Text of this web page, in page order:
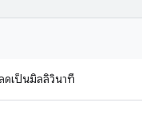
ดเป็นมิลลิวินาที